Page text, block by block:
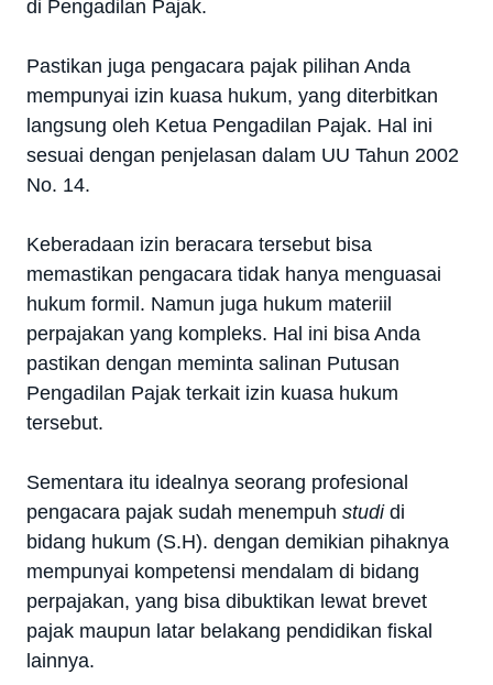
di Pengadilan Pajak.
Pastikan juga pengacara pajak pilihan Anda
mempunyai izin kuasa hukum, yang diterbitkan
langsung oleh Ketua Pengadilan Pajak. Hal ini
sesuai dengan penjelasan dalam UU Tahun 2002
No. 14.
Keberadaan izin beracara tersebut bisa
memastikan pengacara tidak hanya menguasai
hukum formil. Namun juga hukum materiil
perpajakan yang kompleks. Hal ini bisa Anda
pastikan dengan meminta salinan Putusan
Pengadilan Pajak terkait izin kuasa hukum
tersebut.
Sementara itu idealnya seorang profesional
pengacara pajak sudah menempuh studi di
bidang hukum (S.H). dengan demikian pihaknya
mempunyai kompetensi mendalam di bidang
perpajakan, yang bisa dibuktikan lewat brevet
pajak maupun latar belakang pendidikan fiskal
lainnya.